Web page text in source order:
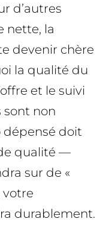
d’autres
nette, la
devenir chère
la qualité du
et le suivi
sont non
dépensé doit
qualité —
sur de «
votre
durablement.